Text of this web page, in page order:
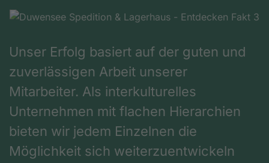
Unser Erfolg basiert auf der guten und
zuverlässigen Arbeit unserer
Mitarbeiter. Als interkulturelles
Unternehmen mit flachen Hierarchien
bieten wir jedem Einzelnen die
Möglichkeit sich weiterzuentwickeln